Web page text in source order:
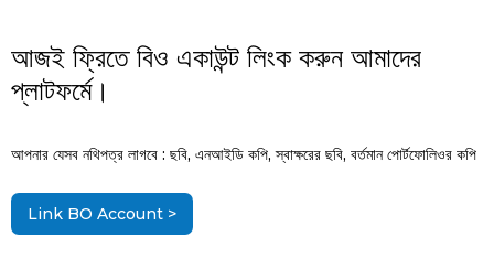
আজই ফ্রিতে বিও একাউন্ট লিংক করুন আমাদের
প্লাটফর্মে।
আপনার যেসব নথিপত্র লাগবে : ছবি, এনআইডি কপি, স্বাক্ষরের ছবি, বর্তমান পোর্টফোলিওর কপি
Link BO Account >